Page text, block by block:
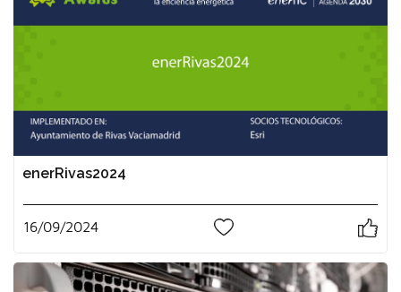
enerRivas2024
16/09/2024